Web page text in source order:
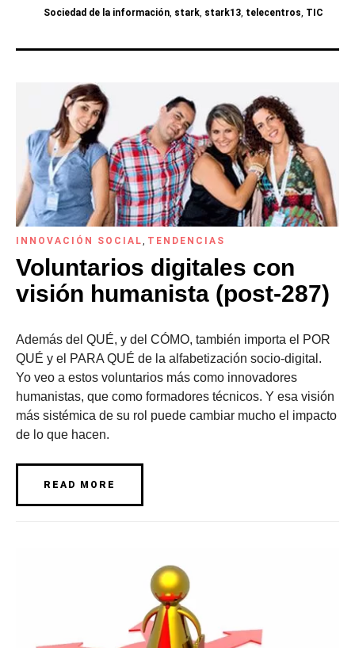
Sociedad de la información, stark, stark13, telecentros, TIC
INNOVACIÓN SOCIAL TENDENCIAS
Voluntarios digitales con
visión humanista (post-287)
Además del QUÉ, y del CÓMO, también importa el POR
QUÉ y el PARA QUÉ de la alfabetización socio-digital.
Yo veo a estos voluntarios más como innovadores
humanistas, que como formadores técnicos. Y esa visión
más sistémica de su rol puede cambiar mucho el impacto
de lo que hacen.
READ MORE